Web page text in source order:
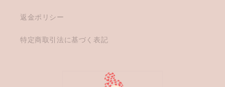
返金ポリシー
特定商取引法に基づく表記